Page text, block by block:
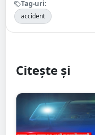
Tag-uri:
accident
Citește și